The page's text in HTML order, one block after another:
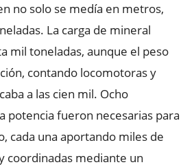
no solo se medía en metros,
La carga de mineral
mil toneladas, aunque el peso
contando locomotoras y
a las cien mil. Ocho
potencia fueron necesarias para
cada una aportando miles de
coordinadas mediante un